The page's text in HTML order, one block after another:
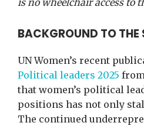
is no wheelchair access to
BACKGROUND TO THE
UN Women’s recent
Political leaders 2025
that women’s political
positions has not only
The continued